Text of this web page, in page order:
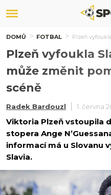
DOMŮ FOTBAL Plzeň
Plzeň vyfoukla
může změnit
scéně
Radek Bardouzl 1. června
Viktoria Plzeň vstoupila
stopera Ange
informací má u Slovanu
Slavia.